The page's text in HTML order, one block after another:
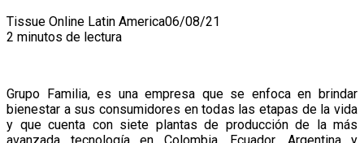
Tissue Online Latin America06/08/21
2 minutos de lectura
Grupo Familia, es una empresa que se enfoca en brindar
bienestar a sus consumidores en todas las etapas de la vida
y que cuenta con siete plantas de producción de la más